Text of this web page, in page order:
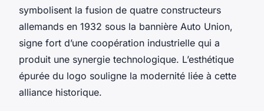
symbolisent la fusion de quatre constructeurs
allemands en 1932 sous la bannière Auto Union,
signe fort d’une coopération industrielle qui a
produit une synergie technologique. L’esthétique
épurée du logo souligne la modernité liée à cette
alliance historique.